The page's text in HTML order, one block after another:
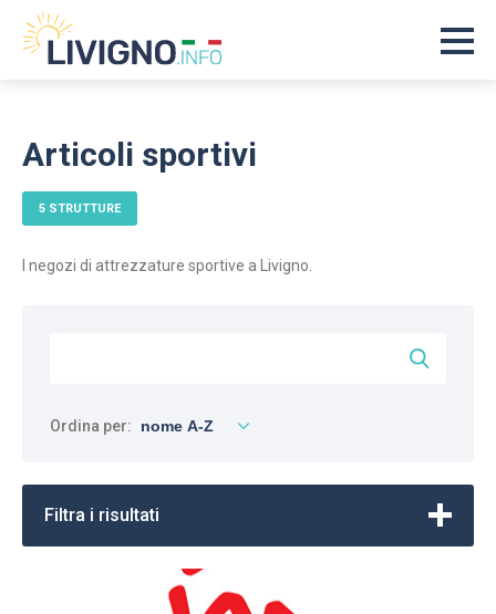
Articoli sportivi
5 STRUTTURE
I negozi di attrezzature sportive a Livigno.
Ordina per:
Filtra i risultati